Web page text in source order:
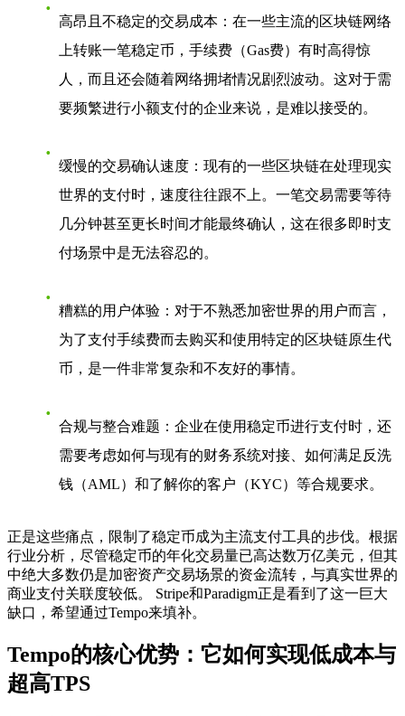
高昂且不稳定的交易成本 ：在一些主流的区块链网络
上转账一笔稳定币，手续费（Gas费）有时高得惊
人，而且还会随着网络拥堵情况剧烈波动。这对于需
要频繁进行小额支付的企业来说，是难以接受的。
缓慢的交易确认速度 ：现有的一些区块链在处理现实
世界的支付时，速度往往跟不上。一笔交易需要等待
几分钟甚至更长时间才能最终确认，这在很多即时支
付场景中是无法容忍的。
糟糕的用户体验 ：对于不熟悉加密世界的用户而言，
为了支付手续费而去购买和使用特定的区块链原生代
币，是一件非常复杂和不友好的事情。
合规与整合难题 ：企业在使用稳定币进行支付时，还
需要考虑如何与现有的财务系统对接、如何满足反洗
钱（AML）和了解你的客户（KYC）等合规要求。
正是这些痛点，限制了稳定币成为主流支付工具的步伐。根据
行业分析，尽管稳定币的年化交易量已高达数万亿美元，但其
中绝大多数仍是加密资产交易场景的资金流转，与真实世界的
商业支付关联度较低。 Stripe和Paradigm正是看到了这一巨大
缺口，希望通过Tempo来填补。
Tempo的核心优势：它如何实现低成本与
超高TPS